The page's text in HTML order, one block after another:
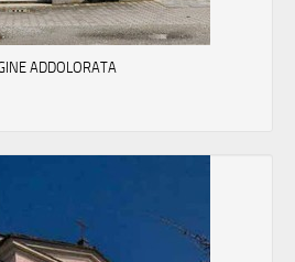
ADDOLORATA